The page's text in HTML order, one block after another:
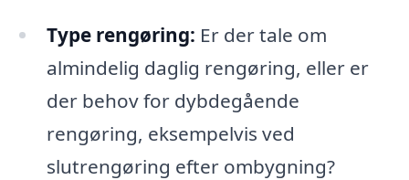
Type rengøring: Er der tale om
almindelig daglig rengøring, eller er
der behov for dybdegående
rengøring, eksempelvis ved
slutrengøring efter ombygning?